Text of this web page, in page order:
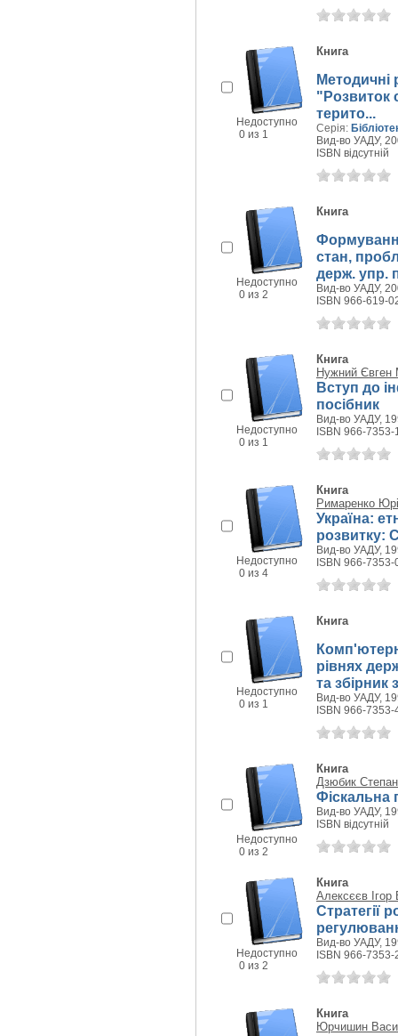
Недоступно
0 из 1
Книга
Методичні
"Розвиток
терито...
Серія:
Вид-во УАДУ,
ISBN відсутній
Недоступно
0 из 2
Книга
стан,
держ. упр.
Вид-во УАДУ,
ISBN 966-619-
Недоступно
0 из 1
Книга
Нужний Євген
Вступ до
посібник
Вид-во УАДУ,
ISBN 966-7353-
Недоступно
0 из 4
Книга
Римаренко
Україна:
розвитку:
Вид-во УАДУ,
ISBN 966-7353-
Недоступно
0 из 1
Книга
рівнях
та збірник
Вид-во УАДУ,
ISBN 966-7353-
Недоступно
0 из 2
Книга
Дзюбик
Фіскальна
Вид-во УАДУ,
ISBN відсутній
Недоступно
0 из 2
Книга
Алексєєв Ігор
Стратегії
Вид-во УАДУ,
ISBN 966-7353-
Книга
Юрчишин